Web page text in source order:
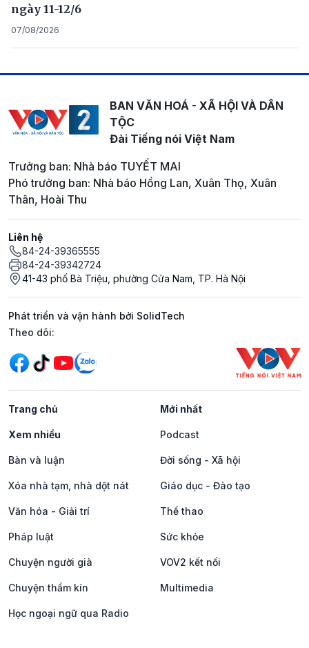
ngày 11-12/6
07/08/2026
BAN VĂN HOÁ - XÃ HỘI VÀ DÂN
TỘC
Đài Tiếng nói Việt Nam
Trưởng ban: Nhà báo TUYẾT MAI
Phó trưởng ban: Nhà báo Hồng Lan, Xuân Thọ, Xuân
Thân, Hoài Thu
Liên hệ
84-24-39365555
84-24-39342724
41-43 phố Bà Triệu, phường Cửa Nam, TP. Hà Nội
Phát triển và vận hành bởi SolidTech
Mạng xã hội
Theo dõi:
Trang chủ Mới nhất
Xem nhiều Podcast
Bàn và luận Đời sống - Xã hội
Xóa nhà tạm, nhà dột nát Giáo dục - Đào tạo
Văn hóa - Giải trí Thể thao
Pháp luật Sức khỏe
Chuyện người già VOV2 kết nối
Chuyện thầm kín Multimedia
Học ngoại ngữ qua Radio